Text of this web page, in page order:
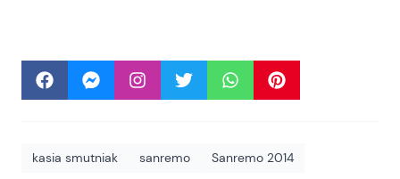
kasia smutniak sanremo Sanremo 2014